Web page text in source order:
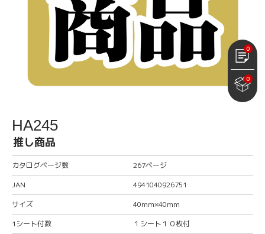
0
0
HA245
推し商品
カタログページ数
267ページ
JAN
4941040926751
サイズ
40mm×40mm
1シート付数
１シート１０枚付